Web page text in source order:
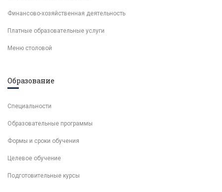
Финансово-хозяйственная деятельность
Платные образовательные услуги
Меню столовой
Образование
Специальности
Образовательные программы
Формы и сроки обучения
Целевое обучение
Подготовительные курсы